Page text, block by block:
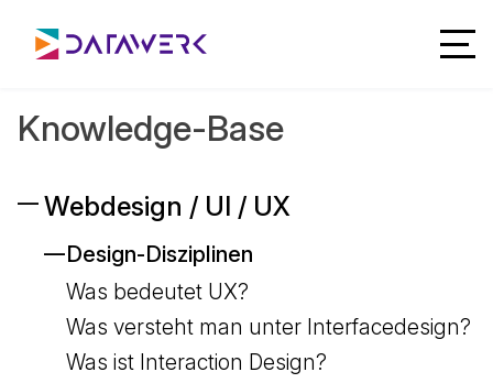
Knowledge-Base
Webdesign / UI / UX
Design-Disziplinen
Was bedeutet UX?
Was versteht man unter Interfacedesign?
Was ist Interaction Design?